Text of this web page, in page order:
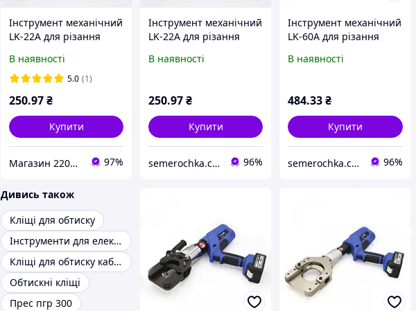
Інструмент механічний
LK-22A для різання
ножиці для відрізання
кабелю
В наявності
5.0 (1)
250.97₴
Купити
Магазин 220Vip 97%
Інструмент механічний
LK-22A для різання
ножиці для відрізання
В наявності
250.97₴
Купити
semerochka.com.ua 96%
Інструмент механічний
LK-60A для різання
ножиці для відрізання
В наявності
484.33₴
Купити
semerochka.com.ua 96%
Дивись також
Кліщі для обтиску
Інструменти для електриків
Кліщі для обтиску кабельних наконечників
Обтискні кліщі
Прес пгр 300